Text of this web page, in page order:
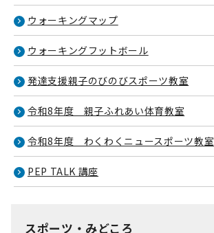
ウォーキングマップ
ウォーキングフットボール
発達支援親子のびのびスポーツ教室
令和8年度 親子ふれあい体育教室
令和8年度 わくわくニュースポーツ教室
PEP TALK 講座
スポーツ・みどころ